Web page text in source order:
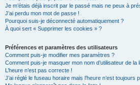
Je m’étais déjà inscrit par le passé mais ne peux à
J’ai perdu mon mot de passe !
Pourquoi suis-je déconnecté automatiquement ?
À quoi sert « Supprimer les cookies » ?
Préférences et paramètres des utilisateurs
Comment puis-je modifier mes paramètres ?
Comment puis-je masquer mon nom d’utilisateur de
L’heure n’est pas correcte !
J’ai réglé le fuseau horaire mais l’heure n’est toujours